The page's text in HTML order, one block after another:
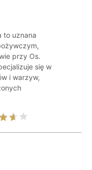
to uznana
przy Os.
się w
i warzyw,